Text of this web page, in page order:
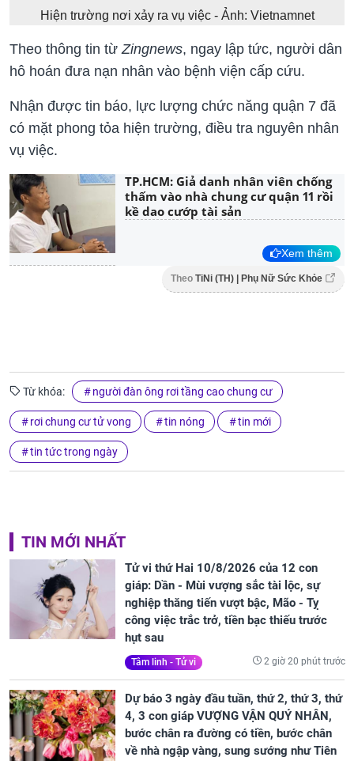
Hiện trường nơi xảy ra vụ việc - Ảnh: Vietnamnet
Theo thông tin từ Zingnews, ngay lập tức, người dân
hô hoán đưa nạn nhân vào bệnh viện cấp cứu.
Nhận được tin báo, lực lượng chức năng quận 7 đã
có mặt phong tỏa hiện trường, điều tra nguyên nhân
vụ việc.
TP.HCM: Giả danh nhân viên chống
thấm vào nhà chung cư quận 11 rồi
kề dao cướp tài sản
Xem thêm
Theo TiNi (TH) | Phụ Nữ Sức Khỏe
Từ khóa: người đàn ông rơi tầng cao chung cư
rơi chung cư tử vong tin nóng tin mới
tin tức trong ngày
TIN MỚI NHẤT
Tử vi thứ Hai 10/8/2026 của 12 con
giáp: Dần - Mùi vượng sắc tài lộc, sự
nghiệp thăng tiến vượt bậc, Mão - Tỵ
công việc trắc trở, tiền bạc thiếu trước
hụt sau
Tâm linh - Tử vi 2 giờ 20 phút trước
Dự báo 3 ngày đầu tuần, thứ 2, thứ 3, thứ
4, 3 con giáp VƯỢNG VẬN QUÝ NHÂN,
bước chân ra đường có tiền, bước chân
về nhà ngập vàng, sung sướng như Tiên